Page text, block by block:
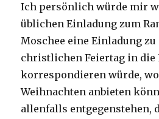
Ich persönlich würde mir
üblichen Einladung zum
Moschee eine Einladung
christlichen Feiertag in die
korrespondieren würde,
Weihnachten anbieten
allenfalls entgegenstehen,